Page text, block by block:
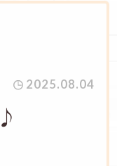
2025.08.04